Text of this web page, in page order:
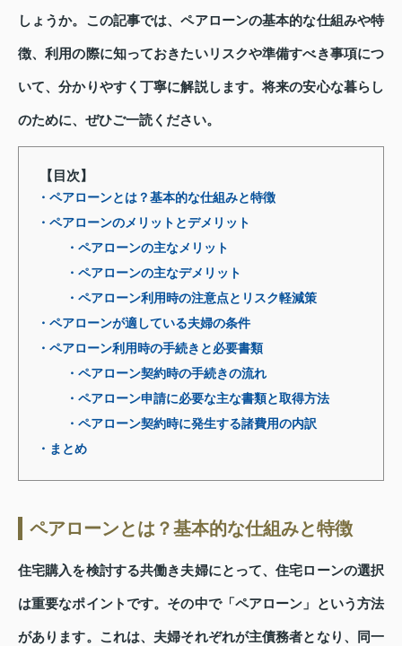
しょうか。この記事では、ペアローンの基本的な仕組みや特
徴、利用の際に知っておきたいリスクや準備すべき事項につ
いて、分かりやすく丁寧に解説します。将来の安心な暮らし
のために、ぜひご一読ください。
【目次】
・ペアローンとは？基本的な仕組みと特徴
・ペアローンのメリットとデメリット
・ペアローンの主なメリット
・ペアローンの主なデメリット
・ペアローン利用時の注意点とリスク軽減策
・ペアローンが適している夫婦の条件
・ペアローン利用時の手続きと必要書類
・ペアローン契約時の手続きの流れ
・ペアローン申請に必要な主な書類と取得方法
・ペアローン契約時に発生する諸費用の内訳
・まとめ
ペアローンとは？基本的な仕組みと特徴
住宅購入を検討する共働き夫婦にとって、住宅ローンの選択
は重要なポイントです。その中で「ペアローン」という方法
があります。これは、夫婦それぞれが主債務者となり、同一